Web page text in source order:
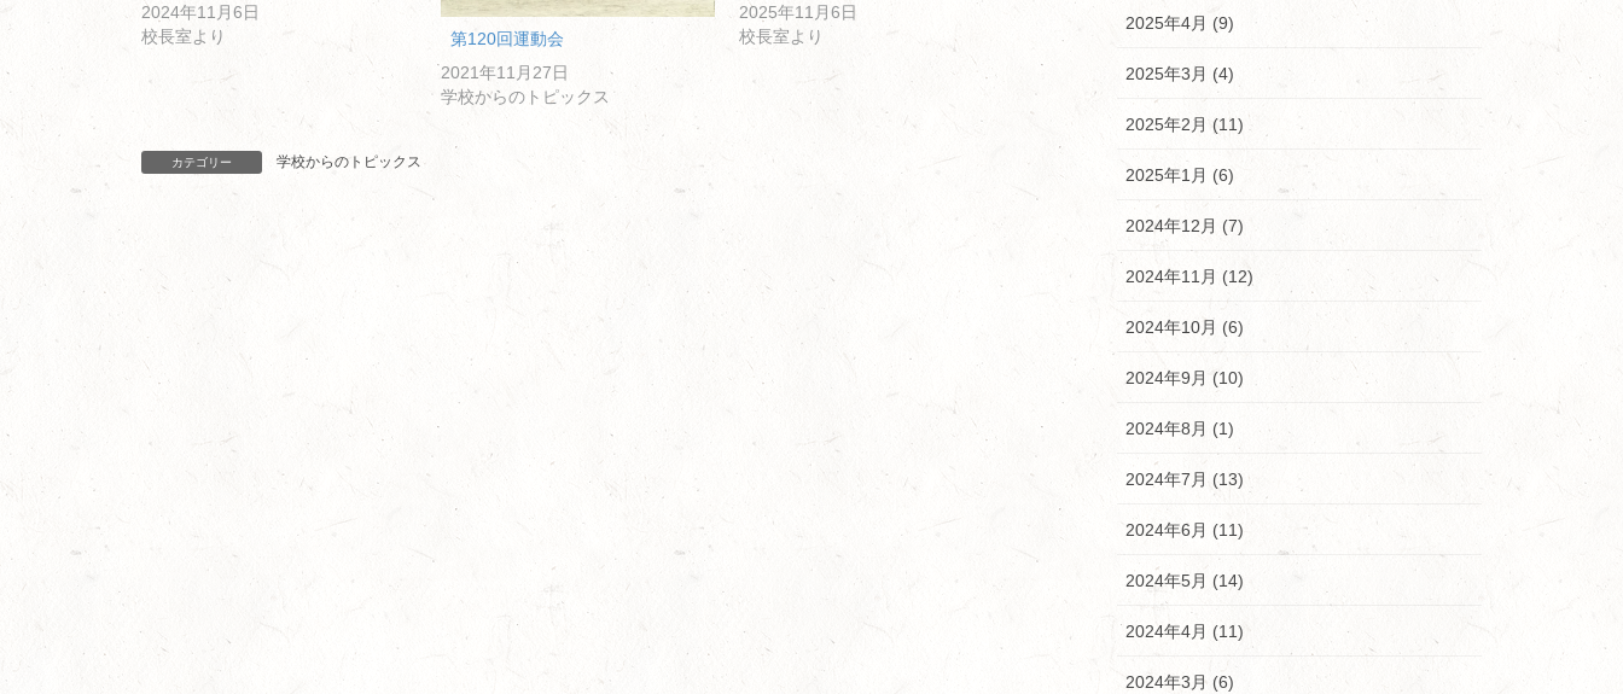
2024年11月6日
校長室より
第120回運動会
2021年11月27日
学校からのトピックス
2025年11月6日
校長室より
カテゴリー 学校からのトピックス
2025年4月 (9)
2025年3月 (4)
2025年2月 (11)
2025年1月 (6)
2024年12月 (7)
2024年11月 (12)
2024年10月 (6)
2024年9月 (10)
2024年8月 (1)
2024年7月 (13)
2024年6月 (11)
2024年5月 (14)
2024年4月 (11)
2024年3月 (6)